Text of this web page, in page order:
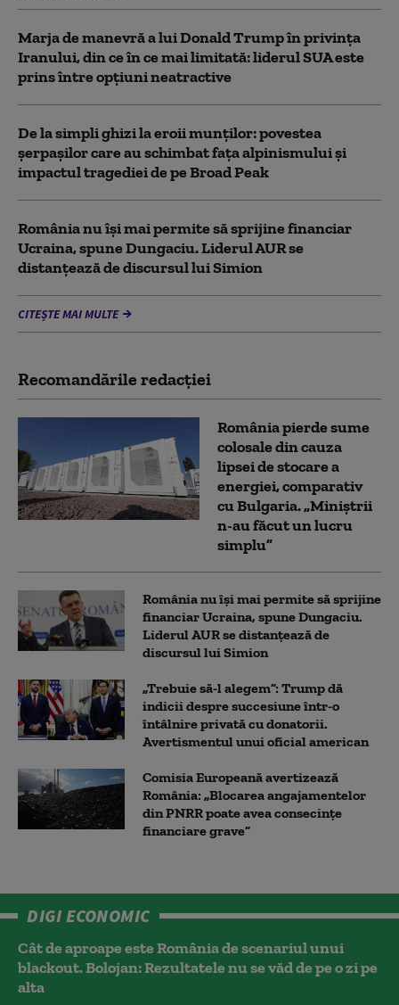
Marja de manevră a lui Donald Trump în privința
Iranului, din ce în ce mai limitată: liderul SUA este
prins între opțiuni neatractive
De la simpli ghizi la eroii munților: povestea
șerpașilor care au schimbat fața alpinismului și
impactul tragediei de pe Broad Peak
România nu își mai permite să sprijine financiar
Ucraina, spune Dungaciu. Liderul AUR se
distanțează de discursul lui Simion
CITEȘTE MAI MULTE
Recomandările redacţiei
România pierde sume
colosale din cauza
lipsei de stocare a
energiei, comparativ
cu Bulgaria. „Miniștrii
n-au făcut un lucru
simplu”
România nu își mai permite să sprijine
financiar Ucraina, spune Dungaciu.
Liderul AUR se distanțează de
discursul lui Simion
„Trebuie să-l alegem”: Trump dă
indicii despre succesiune într-o
întâlnire privată cu donatorii.
Avertismentul unui oficial american
Comisia Europeană avertizează
România: „Blocarea angajamentelor
din PNRR poate avea consecințe
financiare grave”
DIGI ECONOMIC
Cât de aproape este România de scenariul unui
blackout. Bolojan: Rezultatele nu se văd de pe o zi pe
alta